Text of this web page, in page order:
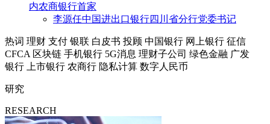
内农商银行首家
李源任中国进出口银行四川省分行党委书记
热词 理财 支付 银联 白皮书 投顾 中国银行 网上银行 征信
CFCA 区块链 手机银行 5G消息 理财子公司 绿色金融 广发
银行
上市银行 农商行 隐私计算 数字人民币
研究
RESEARCH